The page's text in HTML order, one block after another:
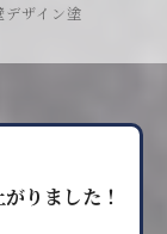
ザイン塗
りました！